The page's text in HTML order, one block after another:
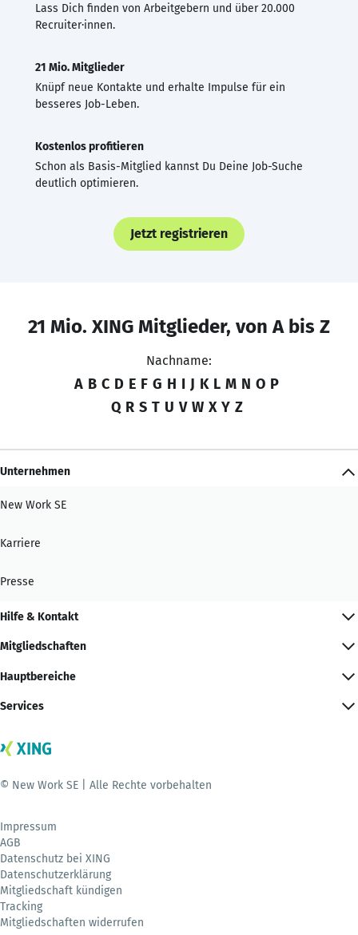
Lass Dich finden von Arbeitgebern und über 20.000
Recruiter·innen.
21 Mio. Mitglieder
Knüpf neue Kontakte und erhalte Impulse für ein
besseres Job-Leben.
Kostenlos profitieren
Schon als Basis-Mitglied kannst Du Deine Job-Suche
deutlich optimieren.
Jetzt registrieren
21 Mio. XING Mitglieder, von A bis Z
Nachname:
A B C D E F G H I J K L M N O P
Q R S T U V W X Y Z
Unternehmen
New Work SE
Karriere
Presse
Hilfe & Kontakt
Mitgliedschaften
Hauptbereiche
Services
© New Work SE | Alle Rechte vorbehalten
Impressum
AGB
Datenschutz bei XING
Datenschutzerklärung
Mitgliedschaft kündigen
Tracking
Mitgliedschaften widerrufen